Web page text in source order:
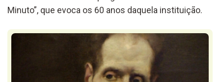
Minuto”, que evoca os 60 anos daquela instituição.